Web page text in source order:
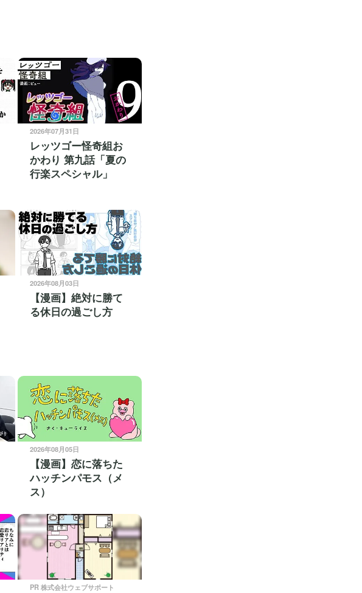
2026年07月31日
レッツゴー怪奇組お
かわり 第九話「夏の
行楽スペシャル」
2026年08月03日
【漫画】絶対に勝て
る休日の過ごし方
2026年08月05日
【漫画】恋に落ちた
ハッチンパモス（メ
ス）
PR 株式会社ウェブサポート